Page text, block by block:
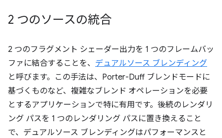
2 つのソースの統合
2 つのフラグメント シェーダー出力を 1 つのフレームバッ
ファに結合することを、 デュアルソース ブレンディング
と呼びます。この手法は、Porter-Duff ブレンドモードに
基づくものなど、複雑なブレンド オペレーションを必要
とするアプリケーションで特に有用です。後続のレンダリ
ング パスを 1 つのレンダリング パスに置き換えること
で、デュアルソース ブレンディングはパフォーマンスと